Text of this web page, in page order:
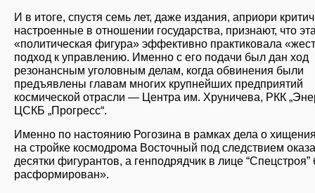
И в итоге, спустя семь лет, даже издания, априори
настроенные в отношении государства, признают, что
«политическая фигура» эффективно практиковала
подход к управлению. Именно с его подачи был дан ход
резонансным уголовным делам, когда обвинения были
предъявлены главам многих крупнейших предприятий
космической отрасли — Центра им. Хруничева, РКК
ЦСКБ „Прогресс“.
Именно по настоянию Рогозина в рамках дела о
на стройке космодрома Восточный под следствием
десятки фигурантов, а генподрядчик в лице
расформирован».